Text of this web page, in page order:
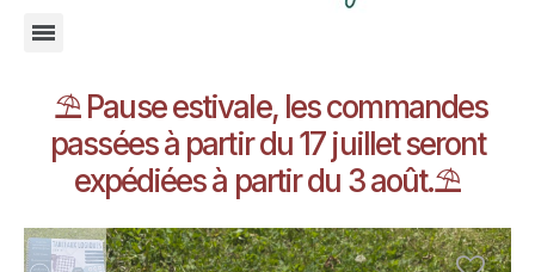
⛱️ Pause estivale, les commandes
passées à partir du 17 juillet seront
expédiées à partir du 3 août.⛱️